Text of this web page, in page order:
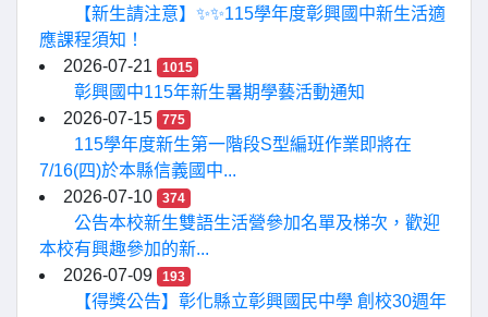
【新生請注意】✨✨115學年度彰興國中新生活適
應課程須知！
2026-07-21
1015
彰興國中115年新生暑期學藝活動通知
2026-07-15
775
115學年度新生第一階段S型編班作業即將在
7/16(四)於本縣信義國中...
2026-07-10
374
公告本校新生雙語生活營參加名單及梯次，歡迎
本校有興趣參加的新...
2026-07-09
193
【得獎公告】彰化縣立彰興國民中學 創校30週年